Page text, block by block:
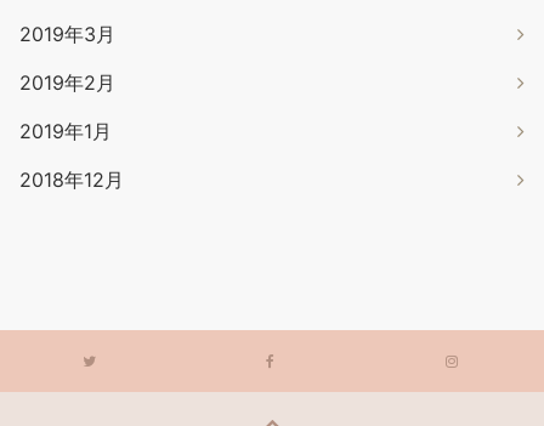
2019年3月
2019年2月
2019年1月
2018年12月